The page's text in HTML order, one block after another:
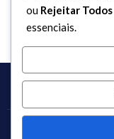
Copyright 2017
ou Rejeitar Todos
essenciais.